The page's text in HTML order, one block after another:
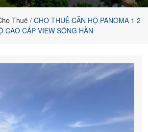
Thuê CHO THUÊ CĂN HỘ PANOMA 1 2
CAO CẤP VIEW SÔNG HÀN